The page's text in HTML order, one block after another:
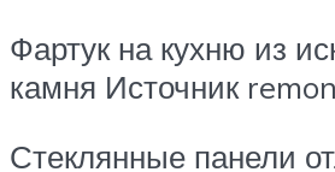
Фартук на кухню из
камня Источник
Стеклянные панели